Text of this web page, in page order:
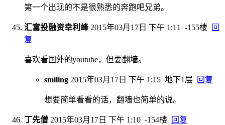
第一个出现的不是很熟悉的奔跑吧兄弟。
汇富投融资幸利峰 2015年03月17日 下午 1:11 -155楼 回
复
喜欢看国外的youtube，但要翻墙。
smiling 2015年03月17日 下午 1:15 地下1层 回复
想要简单看看的话，翻墙也简单的说。
丁先僧 2015年03月17日 下午 1:10 -154楼 回复